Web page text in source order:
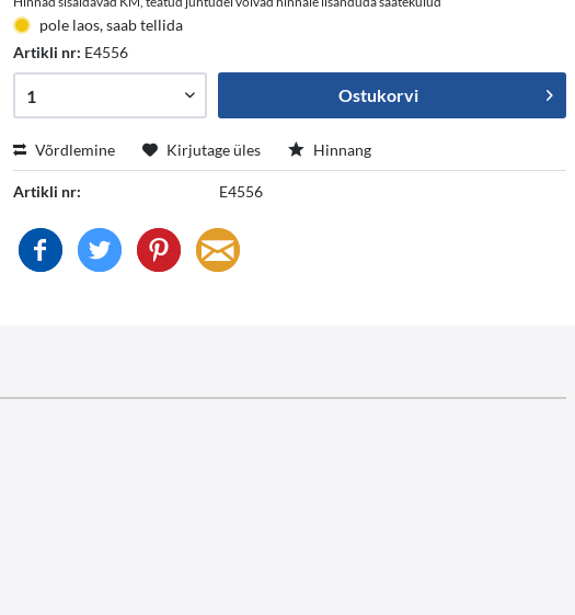
pole laos, saab tellida
Artikli nr: E4556
Ostukorvi
Võrdlemine Kirjutage üles Hinnang
Artikli nr: E4556